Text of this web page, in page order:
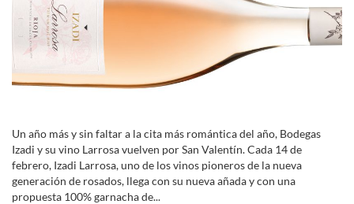
Un año más y sin faltar a la cita más romántica del año, Bodegas
Izadi y su vino Larrosa vuelven por San Valentín. Cada 14 de
febrero, Izadi Larrosa, uno de los vinos pioneros de la nueva
generación de rosados, llega con su nueva añada y con una
propuesta 100% garnacha de...